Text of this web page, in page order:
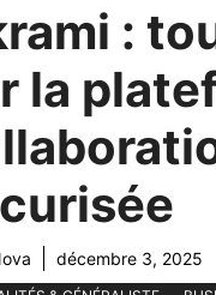
:
la
décembre 3, 2025